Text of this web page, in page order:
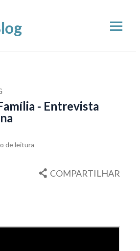
- Entrevista
de leitura
COMPARTILHAR